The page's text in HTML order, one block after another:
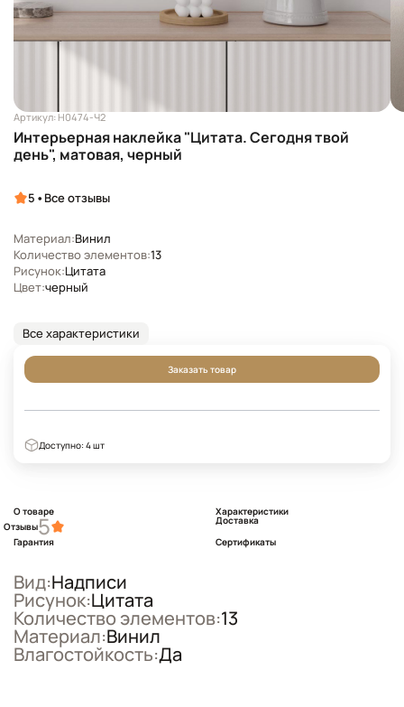
Артикул: Н0474-Ч2
Интерьерная наклейка "Цитата. Сегодня твой
день", матовая, черный
5 • Все отзывы
Материал:Винил
Количество элементов:13
Рисунок:Цитата
Цвет:черный
Все характеристики
Заказать товар
Доступно: 4 шт
О товаре
Характеристики
Отзывы5
Доставка
Гарантия
Сертификаты
Вид:Надписи
Рисунок:Цитата
Количество элементов:13
Материал:Винил
Влагостойкость:Да